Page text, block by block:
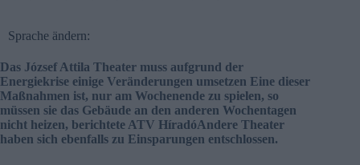
Sprache ändern:
Das József Attila Theater muss aufgrund der
Energiekrise einige Veränderungen umsetzen Eine dieser
Maßnahmen ist, nur am Wochenende zu spielen, so
müssen sie das Gebäude an den anderen Wochentagen
nicht heizen, berichtete ATV HíradóAndere Theater
haben sich ebenfalls zu Einsparungen entschlossen.